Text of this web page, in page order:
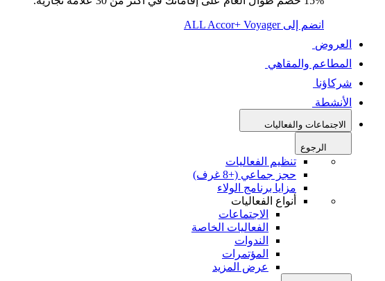
انضم إلى ALL Accor+ Voyager
العروض
المطاعم والمقاهي
شركاؤنا
الأنشطة
الاجتماعات والفعاليات
الرجوع
تنظيم الفعاليات
حجز جماعي (+8 غرف)
مزايا برنامج الولاء
أنواع الفعاليات
الاجتماعات
الفعاليات الخاصة
الندوات
المؤتمرات
عرض المزيد